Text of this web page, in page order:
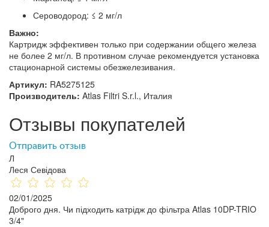
Сероводород: ≤ 2 мг/л
Важно:
Картридж эффективен только при содержании общего железа
не более 2 мг/л. В противном случае рекомендуется установка
стационарной системы обезжелезивания.
Артикул: RA5275125
Производитель: Atlas Filtri S.r.l., Италия
Отзывы покупателей
Отправить отзыв
Л
Леся Севідова
02/01/2025
Доброго дня. Чи підходить катрідж до фільтра Atlas 10DP-TRIO
3/4"